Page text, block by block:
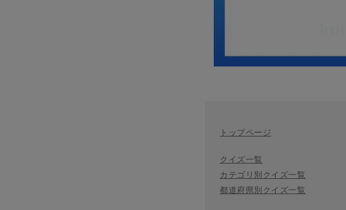
トップページ
クイズ一覧
カテゴリ別クイズ一覧
都道府県別クイズ一覧